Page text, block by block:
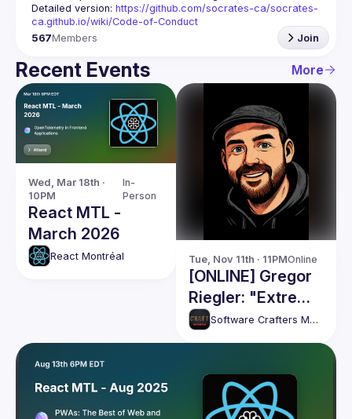
Detailed version: https://github.com/socrates-ca/socrates-
ca.github.io/wiki/Code-of-Conduct
567Members Join
Recent Events More
Wed, Mar 18th ·
10PM
In-
Person
React MTL -
March 2026
React Montréal Tue, Nov 11th · 11PMOnline
[ONLINE] Gregor
Riegler: "Extreme
AI Augmented
Coding"
Software Crafters Montréal